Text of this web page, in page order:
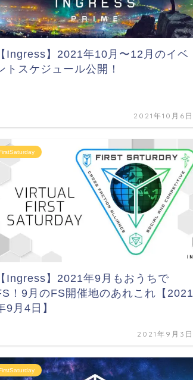
【Ingress】2021年10月〜12月のイベ
トスケジュール公開！
2021年10月6日
【Ingress】2021年9月もおうちで
！9月のFS開催地のあれこれ【2021
9月4日】
2021年9月3日